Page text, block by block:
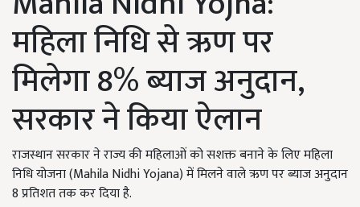
महिला निधि से ऋण पर
मिलेगा 8% ब्याज अनुदान,
सरकार ने किया ऐलान
राजस्थान सरकार ने राज्य की महिलाओं को सशक्त बनाने के लिए महिला
निधि योजना (Mahila Nidhi Yojana) में मिलने वाले ऋण पर ब्याज अनुदान
8 प्रतिशत तक कर दिया है.